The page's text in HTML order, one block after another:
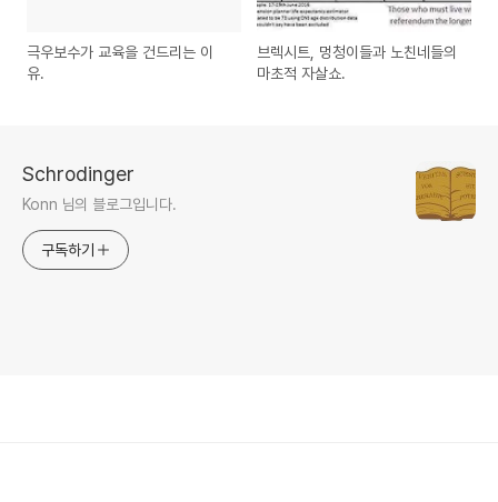
극우보수가 교육을 건드리는 이
유.
브렉시트, 멍청이들과 노친네들의
마초적 자살쇼.
Schrodinger
Konn 님의 블로그입니다.
구독하기